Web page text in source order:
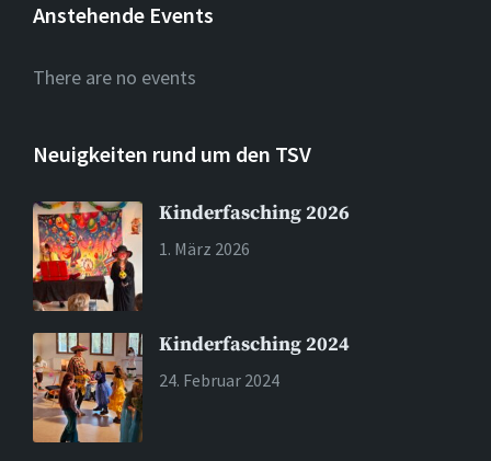
Anstehende Events
There are no events
Neuigkeiten rund um den TSV
Kinderfasching 2026
1. März 2026
Kinderfasching 2024
24. Februar 2024